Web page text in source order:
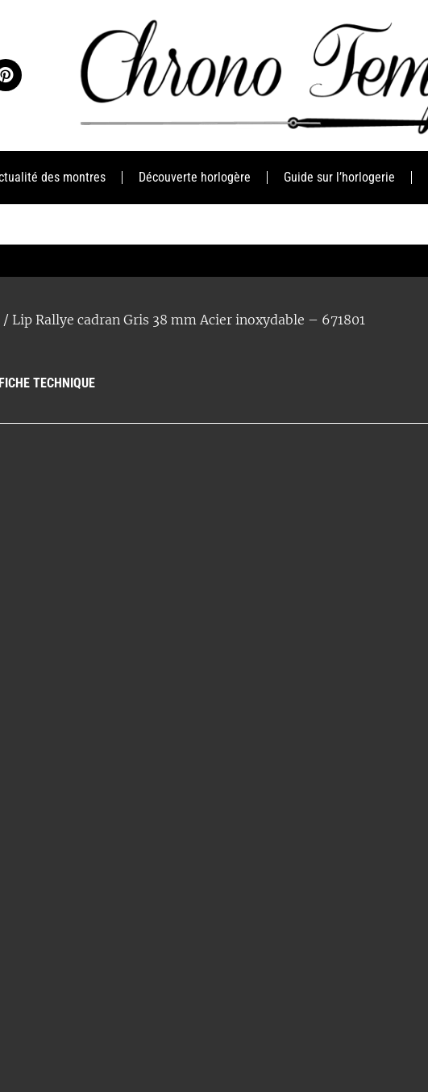
des montres Découverte horlogère Guide sur l’horlogerie
/ Lip Rallye cadran Gris 38 mm Acier inoxydable – 671801
FICHE TECHNIQUE